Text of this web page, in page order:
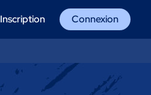
Inscription Connexion